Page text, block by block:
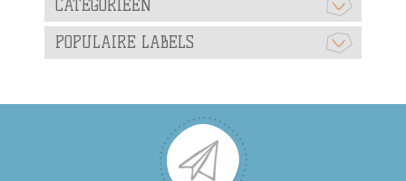
CATEGORIEEN
POPULAIRE LABELS